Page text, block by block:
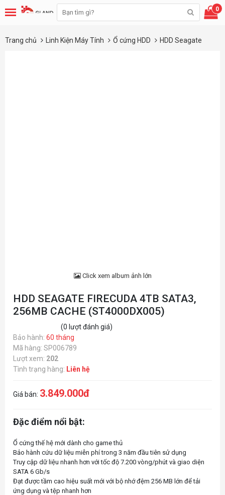
0
Trang chủ Linh Kiện Máy Tính Ổ cứng HDD HDD Seagate
Click xem album ảnh lớn
HDD SEAGATE FIRECUDA 4TB SATA3,
256MB CACHE (ST4000DX005)
(0 lượt đánh giá)
Bảo hành: 60 tháng
Mã hàng: SP006789
Lượt xem: 202
Tình trạng hàng: Liên hệ
Giá bán: 3.849.000đ
Đặc điểm nổi bật:
Ổ cứng thế hệ mới dành cho game thủ
Bảo hành cứu dữ liệu miễn phí trong 3 năm đầu tiên sử dụng
Truy cập dữ liệu nhanh hơn với tốc độ 7.200 vòng/phút và giao diện
SATA 6 Gb/s
Đạt được tầm cao hiệu suất mới với bộ nhớ đệm 256 MB lớn để tải
ứng dụng và tệp nhanh hơn